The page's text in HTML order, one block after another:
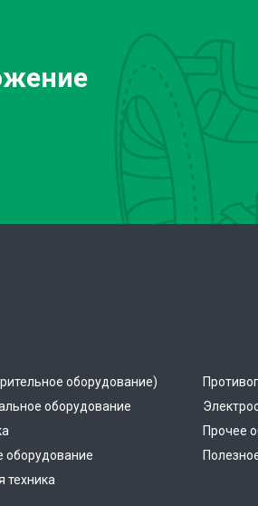
оборудование)
оборудование
оборудование
техника
Прочее